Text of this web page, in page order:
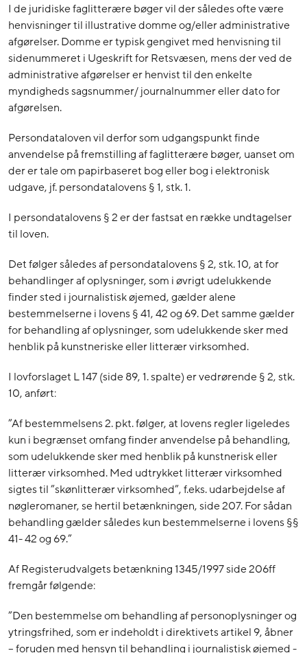
I de juridiske faglitterære bøger vil der således ofte være
henvisninger til illustrative domme og/eller administrative
afgørelser. Domme er typisk gengivet med henvisning til
sidenummeret i Ugeskrift for Retsvæsen, mens der ved de
administrative afgørelser er henvist til den enkelte
myndigheds sagsnummer/ journalnummer eller dato for
afgørelsen.
Persondataloven vil derfor som udgangspunkt finde
anvendelse på fremstilling af faglitterære bøger, uanset om
der er tale om papirbaseret bog eller bog i elektronisk
udgave, jf. persondatalovens § 1, stk. 1.
I persondatalovens § 2 er der fastsat en række undtagelser
til loven.
Det følger således af persondatalovens § 2, stk. 10, at for
behandlinger af oplysninger, som i øvrigt udelukkende
finder sted i journalistisk øjemed, gælder alene
bestemmelserne i lovens § 41, 42 og 69. Det samme gælder
for behandling af oplysninger, som udelukkende sker med
henblik på kunstneriske eller litterær virksomhed.
I lovforslaget L 147 (side 89, 1. spalte) er vedrørende § 2, stk.
10, anført:
”Af bestemmelsens 2. pkt. følger, at lovens regler ligeledes
kun i begrænset omfang finder anvendelse på behandling,
som udelukkende sker med henblik på kunstnerisk eller
litterær virksomhed. Med udtrykket litterær virksomhed
sigtes til ”skønlitterær virksomhed”, f.eks. udarbejdelse af
nøgleromaner, se hertil betænkningen, side 207. For sådan
behandling gælder således kun bestemmelserne i lovens §§
41- 42 og 69.”
Af Registerudvalgets betænkning 1345/1997 side 206ff
fremgår følgende:
”Den bestemmelse om behandling af personoplysninger og
ytringsfrihed, som er indeholdt i direktivets artikel 9, åbner
– foruden med hensyn til behandling i journalistisk øjemed -